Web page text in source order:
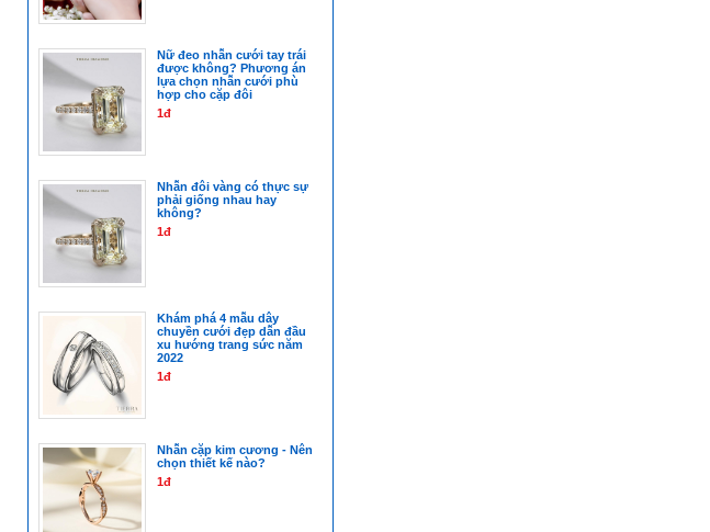
Nữ đeo nhẫn cưới tay trái
được không? Phương án
lựa chọn nhẫn cưới phù
hợp cho cặp đôi
1đ
Nhẫn đôi vàng có thực sự
phải giống nhau hay
không?
1đ
Khám phá 4 mẫu dây
chuyền cưới đẹp dẫn đầu
xu hướng trang sức năm
2022
1đ
Nhẫn cặp kim cương - Nên
chọn thiết kế nào?
1đ